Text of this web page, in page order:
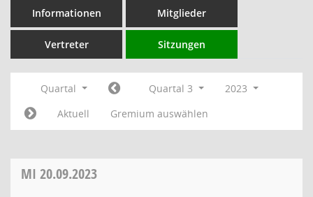
Informationen Mitglieder
Vertreter Sitzungen
Quartal Quartal 3
2023
Aktuell
Gremium auswählen
MI 20.09.2023